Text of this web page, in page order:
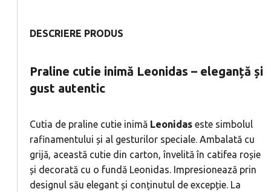
DESCRIERE PRODUS
Praline cutie inimă Leonidas – eleganță și
gust autentic
Cutia de praline cutie inimă Leonidas este simbolul
rafinamentului și al gesturilor speciale. Ambalată cu
grijă, această cutie din carton, învelită în catifea roșie
și decorată cu o fundă Leonidas. Impresionează prin
designul său elegant și conținutul de excepție. La